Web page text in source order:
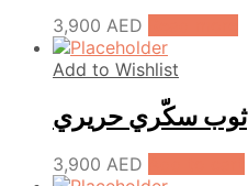
3,900 AED
Add to Wishlist
ثوب سكّري حريري
3,900 AED